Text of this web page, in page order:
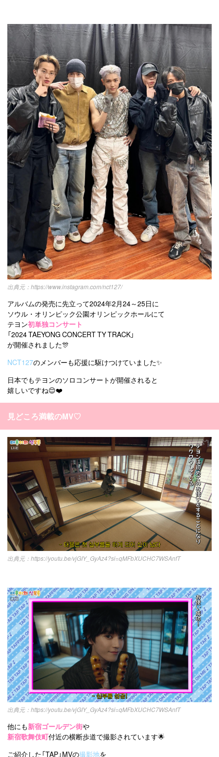
https://www.instagram.com/nct127/
アルバムの発売に先立って2024年2月24～25日に
ソウル・オリンピック公園オリンピックホールにて
テヨン初単独コンサート
「2024 TAEYONG CONCERT TY TRACK」
が開催されました🎊
NCT127のメンバーも応援に駆けつけていました✨
日本でもテヨンのソロコンサートが開催されると
嬉しいですね😌❤️
見どころ満載のMV♡
https://youtu.be/vjGIY_GyAz4?si=qMFbXUCHC7WSAnfT
https://youtu.be/vjGIY_GyAz4?si=qMFbXUCHC7WSAnfT
他にも新宿ゴールデン街や
新宿歌舞伎町付近の横断歩道で撮影されています🌟
ご紹介した「TAP」MVの撮影地を